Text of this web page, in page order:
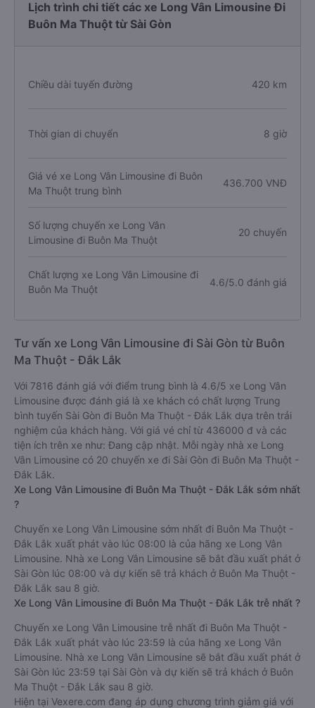
Lịch trình chi tiết các xe Long Vân Limousine Đi
Buôn Ma Thuột từ Sài Gòn
Chiều dài tuyến đường 420 km
Thời gian di chuyển 8 giờ
Giá vé xe Long Vân Limousine đi Buôn
Ma Thuột trung bình
436.700 VNĐ
Số lượng chuyến xe Long Vân
Limousine đi Buôn Ma Thuột
20 chuyến
Chất lượng xe Long Vân Limousine đi
Buôn Ma Thuột
4.6/5.0 đánh giá
Tư vấn xe Long Vân Limousine đi Sài Gòn từ Buôn
Ma Thuột - Đắk Lắk
Với 7816 đánh giá với điểm trung bình là 4.6/5 xe Long Vân
Limousine được đánh giá là xe khách có chất lượng Trung
bình tuyến Sài Gòn đi Buôn Ma Thuột - Đắk Lắk dựa trên trải
nghiệm của khách hàng. Với giá vé chỉ từ 436000 đ và các
tiện ích trên xe như: Đang cập nhật. Mỗi ngày nhà xe Long
Vân Limousine có 20 chuyến xe đi Sài Gòn đi Buôn Ma Thuột -
Đắk Lắk.
Xe Long Vân Limousine đi Buôn Ma Thuột - Đắk Lắk sớm nhất
?
Chuyến xe Long Vân Limousine sớm nhất đi Buôn Ma Thuột -
Đắk Lắk xuất phát vào lúc 08:00 là của hãng xe Long Vân
Limousine. Nhà xe Long Vân Limousine sẽ bắt đầu xuất phát ở
Sài Gòn lúc 08:00 và dự kiến sẽ trả khách ở Buôn Ma Thuột -
Đắk Lắk sau 8 giờ.
Xe Long Vân Limousine đi Buôn Ma Thuột - Đắk Lắk trễ nhất ?
Chuyến xe Long Vân Limousine trễ nhất đi Buôn Ma Thuột -
Đắk Lắk xuất phát vào lúc 23:59 là của hãng xe Long Vân
Limousine. Nhà xe Long Vân Limousine sẽ bắt đầu xuất phát ở
Sài Gòn lúc 23:59 tại Sài Gòn và dự kiến sẽ trả khách ở Buôn
Ma Thuột - Đắk Lắk sau 8 giờ.
Hiện tại Vexere.com đang áp dụng chương trình giảm giá với